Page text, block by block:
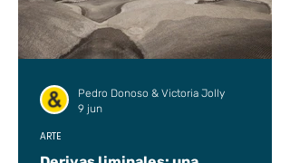
ARTE
Pedro Donoso & Victoria Jolly
9 jun